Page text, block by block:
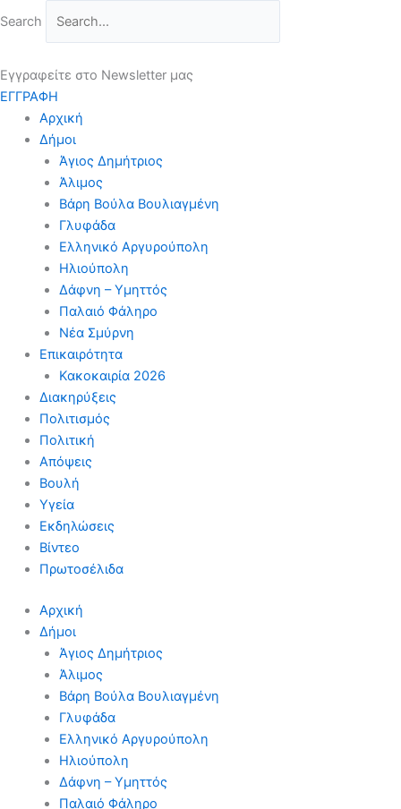
στο
Search
Εγγραφείτε στο Newsletter μας
ΕΓΓΡΑΦΗ
Αρχική
Δήμοι
Άγιος Δημήτριος
Άλιμος
Βάρη Βούλα Βουλιαγμένη
Γλυφάδα
Ελληνικό Αργυρούπολη
Ηλιούπολη
Δάφνη – Υμηττός
Παλαιό Φάληρο
Νέα Σμύρνη
Επικαιρότητα
Κακοκαιρία 2026
Διακηρύξεις
Πολιτισμός
Πολιτική
Απόψεις
Βουλή
Υγεία
Εκδηλώσεις
Βίντεο
Πρωτοσέλιδα
Αρχική
Δήμοι
Άγιος Δημήτριος
Άλιμος
Βάρη Βούλα Βουλιαγμένη
Γλυφάδα
Ελληνικό Αργυρούπολη
Ηλιούπολη
Δάφνη – Υμηττός
Παλαιό Φάληρο